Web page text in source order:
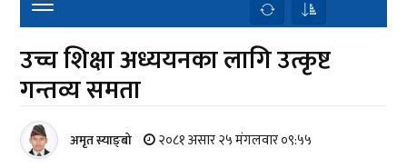
उच्च शिक्षा अध्ययनका लागि उत्कृष्ट
गन्तव्य समता
अमृत स्याङ्बो २०८१ असार २५ मंगलवार ०९:५५